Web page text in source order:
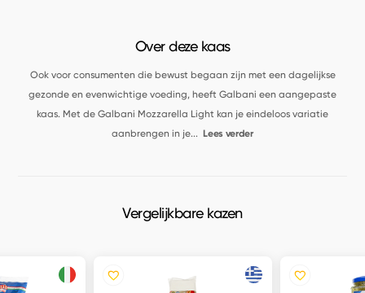
Over deze kaas
Ook voor consumenten die bewust begaan zijn met een dagelijkse
gezonde en evenwichtige voeding, heeft Galbani een aangepaste
kaas. Met de Galbani Mozzarella Light kan je eindeloos variatie
aanbrengen in je... Lees verder
Vergelijkbare kazen